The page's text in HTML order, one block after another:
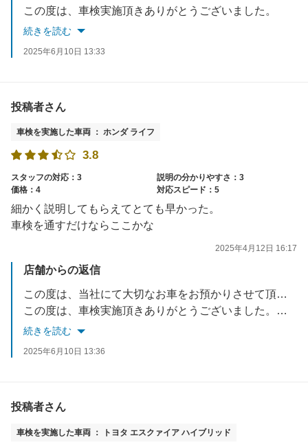
この度は、車検実施頂きありがとうございました。
続きを読む
2025年6月10日 13:33
投稿者さん
車検を実施した車両 ： ホンダ ライフ
3.8
スタッフの対応：3
説明の分かりやすさ：3
価格：4
対応スピード：5
細かく説明してもらえてとても早かった。
車検を通すだけならここかな
2025年4月12日 16:17
店舗からの返信
この度は、当社にて大切なお車をお預かりさせて頂き誠に有難うございました。今後もお客様に喜んで頂けるような、接客・技術の向上を目指して参ります。またご相談事等あれば、お気軽にお問合せくださいませ。
この度は、車検実施頂きありがとうございました。スタッフ一同
続きを読む
2025年6月10日 13:36
投稿者さん
車検を実施した車両 ： トヨタ エスクァイア ハイブリッド